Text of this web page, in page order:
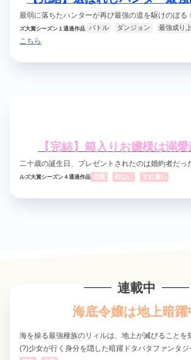
最弱に落ちたハンターが再び最強の道を駆けのぼる
ズ大賞シーズン１通過作品 バトル ダンジョン 最強成り
こちら
【完結】箱入りお嬢様は溺
二十歳の誕生日、プレゼントされたのは婚約者だっ
ルズ大賞シーズン４通過作品 恋愛 切ない すれ違い
連載中
海底令嬢は地上暗躍
海を操る最強種族のリィルは、地上が滅びることを
(?)少女が行く身分を隠した暗躍ドタバタファンタジ